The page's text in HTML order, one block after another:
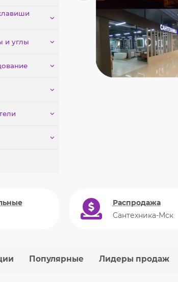
и углы
Распродажа
Сантехника-Мск
Популярные Лидеры продаж